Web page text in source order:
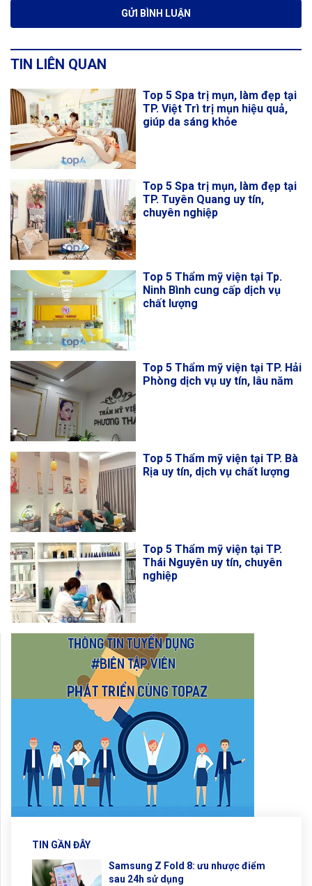
TIN LIÊN QUAN
Top 5 Spa trị mụn, làm đẹp tại
TP. Việt Trì trị mụn hiệu quả,
giúp da sáng khỏe
Top 5 Spa trị mụn, làm đẹp tại
TP. Tuyên Quang uy tín,
chuyên nghiệp
Top 5 Thẩm mỹ viện tại Tp.
Ninh Bình cung cấp dịch vụ
chất lượng
Top 5 Thẩm mỹ viện tại TP. Hải
Phòng dịch vụ uy tín, lâu năm
Top 5 Thẩm mỹ viện tại TP. Bà
Rịa uy tín, dịch vụ chất lượng
Top 5 Thẩm mỹ viện tại TP.
Thái Nguyên uy tín, chuyên
nghiệp
TIN GẦN ĐÂY
Samsung Z Fold 8: ưu nhược điểm
sau 24h sử dụng